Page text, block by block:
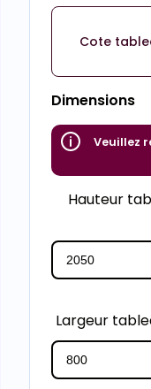
Cote
Dimensions
Veuillez
Hauteur
Largeur